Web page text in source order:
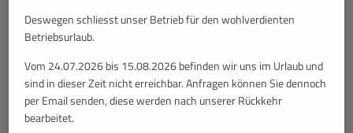
Deswegen schliesst unser Betrieb für den wohlverdienten
Betriebsurlaub.
Vom 24.07.2026 bis 15.08.2026 befinden wir uns im Urlaub und
sind in dieser Zeit nicht erreichbar. Anfragen können Sie dennoch
per Email senden, diese werden nach unserer Rückkehr
bearbeitet.